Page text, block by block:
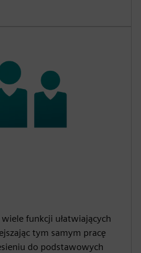
funkcji ułatwiających
tym samym pracę
do podstawowych